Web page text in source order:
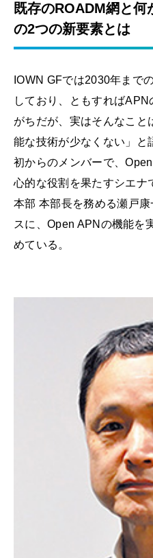
既存のROADM網と
の2つの新要素とは
IOWN GFでは2030年まで
しており、ともすれば
がちだが、実はそんなこと
能な技術が少なくない」と
初からのメンバーで、
心的な役割を果たすシエナ
本部 本部長を務める瀬戸
スに、Open APNの機能を
めている。